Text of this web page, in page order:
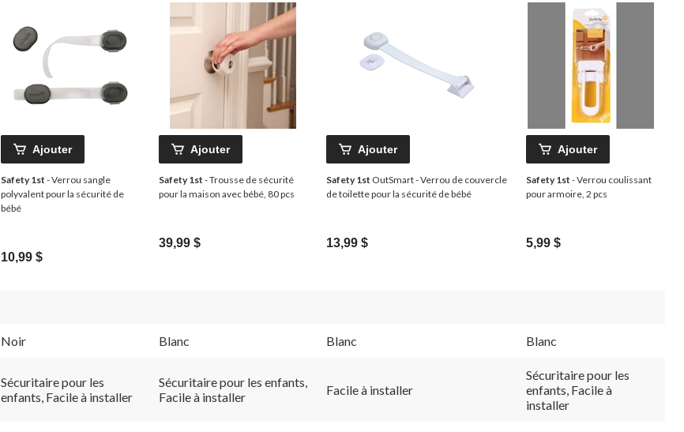
Ajouter
Safety 1st - Verrou sangle
polyvalent pour la sécurité de
bébé
10,99 $
Ajouter
Safety 1st - Trousse de sécurité
pour la maison avec bébé, 80 pcs
39,99 $
Ajouter
Safety 1st OutSmart - Verrou de couvercle
de toilette pour la sécurité de bébé
13,99 $
Ajouter
Safety 1st - Verrou coulissant
pour armoire, 2 pcs
5,99 $
Noir Blanc Blanc Blanc
Sécuritaire pour les
enfants, Facile à installer
Sécuritaire pour les enfants,
Facile à installer
Facile à installer
Sécuritaire pour les
enfants, Facile à
installer